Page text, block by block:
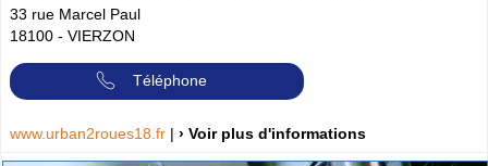
33 rue Marcel Paul
18100 - VIERZON
Téléphone
www.urban2roues18.fr | › Voir plus d'informations